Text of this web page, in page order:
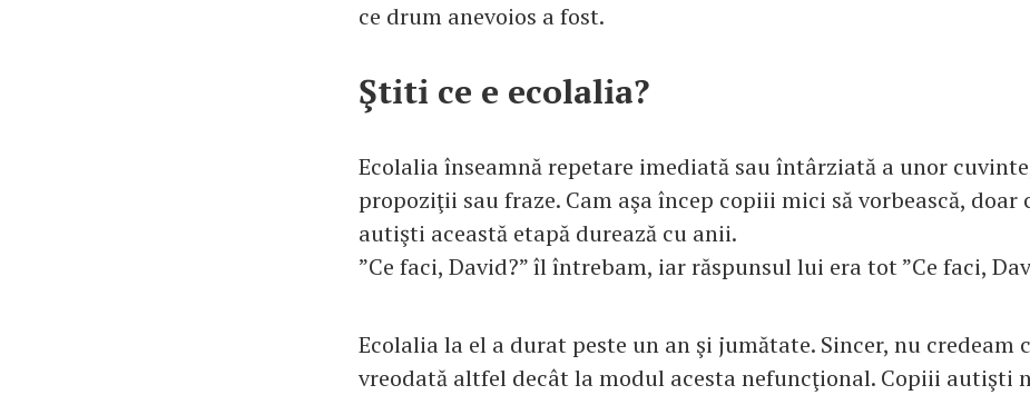
ce drum anevoios a fost.
Ştiti ce e ecolalia?
Ecolalia înseamnă repetare imediată sau întârziată a unor
propoziţii sau fraze. Cam aşa încep copiii mici să vorbească, doar
autişti această etapă durează cu anii.
”Ce faci, David?” îl întrebam, iar răspunsul lui era tot ”Ce faci,
Ecolalia la el a durat peste un an şi jumătate. Sincer, nu credeam
vreodată altfel decât la modul acesta nefuncţional. Copiii autişti